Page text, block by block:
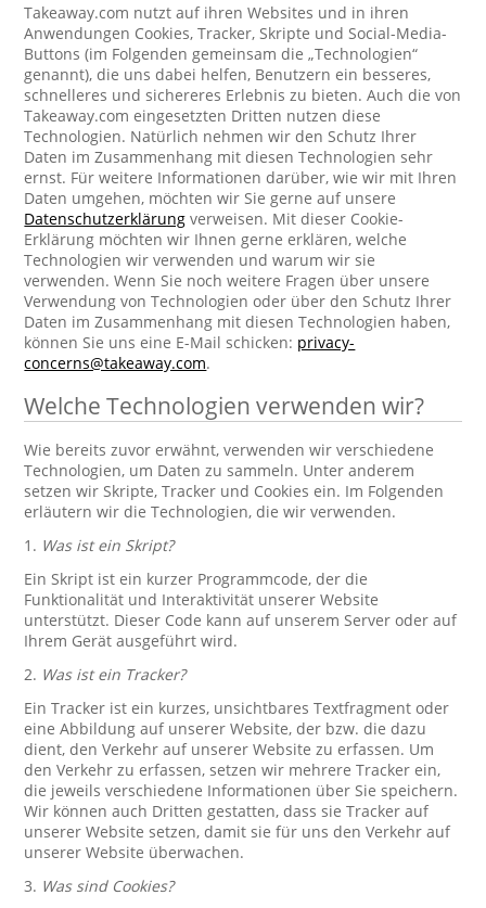
Takeaway.com nutzt auf ihren Websites und in ihren
Anwendungen Cookies, Tracker, Skripte und Social-Media-
Buttons (im Folgenden gemeinsam die „Technologien“
genannt), die uns dabei helfen, Benutzern ein besseres,
schnelleres und sichereres Erlebnis zu bieten. Auch die von
Takeaway.com eingesetzten Dritten nutzen diese
Technologien. Natürlich nehmen wir den Schutz Ihrer
Daten im Zusammenhang mit diesen Technologien sehr
ernst. Für weitere Informationen darüber, wie wir mit Ihren
Daten umgehen, möchten wir Sie gerne auf unsere
Datenschutzerklärung verweisen. Mit dieser Cookie-
Erklärung möchten wir Ihnen gerne erklären, welche
Technologien wir verwenden und warum wir sie
verwenden. Wenn Sie noch weitere Fragen über unsere
Verwendung von Technologien oder über den Schutz Ihrer
Daten im Zusammenhang mit diesen Technologien haben,
können Sie uns eine E-Mail schicken: privacy-
concerns@takeaway.com.
Welche Technologien verwenden wir?
Wie bereits zuvor erwähnt, verwenden wir verschiedene
Technologien, um Daten zu sammeln. Unter anderem
setzen wir Skripte, Tracker und Cookies ein. Im Folgenden
erläutern wir die Technologien, die wir verwenden.
1. Was ist ein Skript?
Ein Skript ist ein kurzer Programmcode, der die
Funktionalität und Interaktivität unserer Website
unterstützt. Dieser Code kann auf unserem Server oder auf
Ihrem Gerät ausgeführt wird.
2. Was ist ein Tracker?
Ein Tracker ist ein kurzes, unsichtbares Textfragment oder
eine Abbildung auf unserer Website, der bzw. die dazu
dient, den Verkehr auf unserer Website zu erfassen. Um
den Verkehr zu erfassen, setzen wir mehrere Tracker ein,
die jeweils verschiedene Informationen über Sie speichern.
Wir können auch Dritten gestatten, dass sie Tracker auf
unserer Website setzen, damit sie für uns den Verkehr auf
unserer Website überwachen.
3. Was sind Cookies?